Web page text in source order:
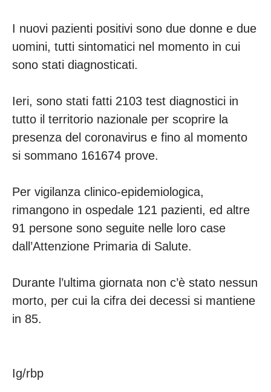
I nuovi pazienti positivi sono due donne e due
uomini, tutti sintomatici nel momento in cui
sono stati diagnosticati.
Ieri, sono stati fatti 2103 test diagnostici in
tutto il territorio nazionale per scoprire la
presenza del coronavirus e fino al momento
si sommano 161674 prove.
Per vigilanza clinico-epidemiologica,
rimangono in ospedale 121 pazienti, ed altre
91 persone sono seguite nelle loro case
dall’Attenzione Primaria di Salute.
Durante l’ultima giornata non c’è stato nessun
morto, per cui la cifra dei decessi si mantiene
in 85.
Ig/rbp